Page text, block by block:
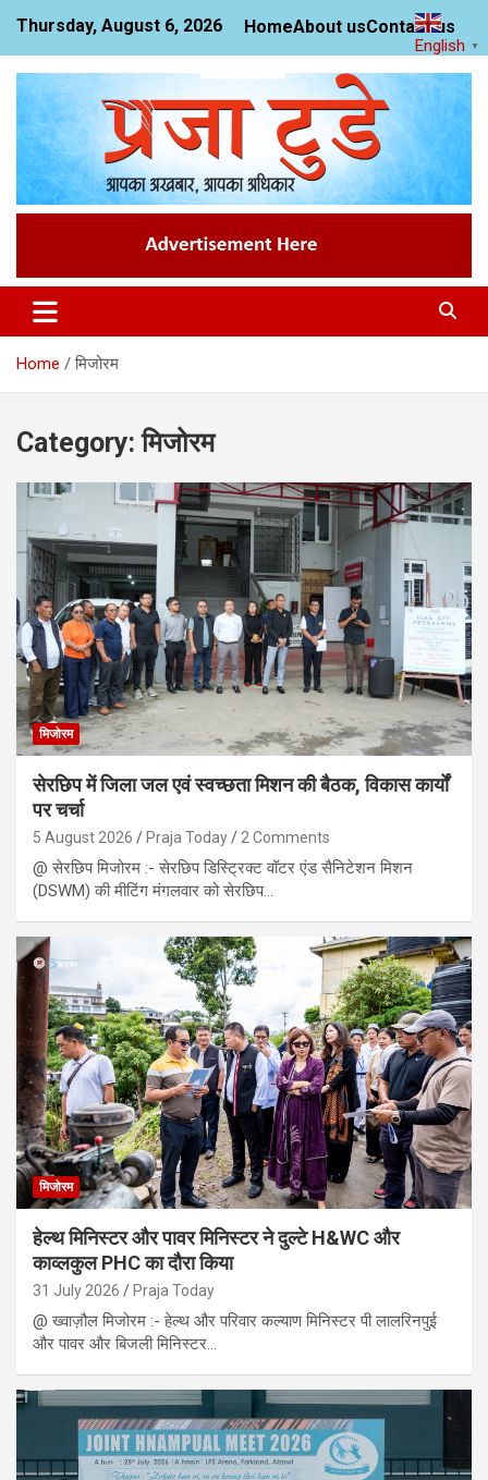
content
Thursday, August 6, 2026 HomeAbout usContact us
Praja Today
News Website
Home मिजोरम
Category:मिजोरम
मिजोरम
सेरछिप में जिला जल एवं स्वच्छता मिशन की बैठक, विकास कार्यों
पर चर्चा
5 August 2026 Praja Today 2 Comments
@ सेरछिप मिजोरम :- सेरछिप डिस्ट्रिक्ट वॉटर एंड सैनिटेशन मिशन
(DSWM) की मीटिंग मंगलवार को सेरछिप…
मिजोरम
हेल्थ मिनिस्टर और पावर मिनिस्टर ने दुल्टे H&WC और
काव्लकुल PHC का दौरा किया
31 July 2026 Praja Today
@ ख्वाज़ौल मिजोरम :- हेल्थ और परिवार कल्याण मिनिस्टर पी लालरिनपुई
और पावर और बिजली मिनिस्टर…
English ▼